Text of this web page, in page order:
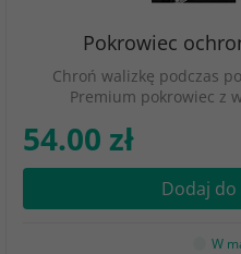
Pokrowiec
Chroń walizkę podczas
Premium pokrowiec z
54.00 zł
Dodaj do
W